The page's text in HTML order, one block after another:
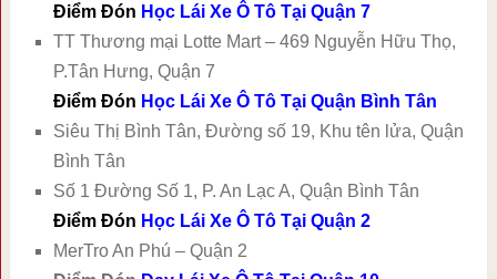
Điểm Đón Học Lái Xe Ô Tô Tại Quận 7
TT Thương mại Lotte Mart – 469 Nguyễn Hữu Thọ,
P.Tân Hưng, Quận 7
Điểm Đón Học Lái Xe Ô Tô Tại Quận Bình Tân
Siêu Thị Bình Tân, Đường số 19, Khu tên lửa, Quận
Bình Tân
Số 1 Đường Số 1, P. An Lạc A, Quận Bình Tân
Điểm Đón Học Lái Xe Ô Tô Tại Quận 2
MerTro An Phú – Quận 2